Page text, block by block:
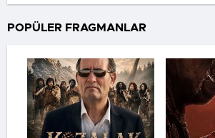
POPÜLER FRAGMANLAR